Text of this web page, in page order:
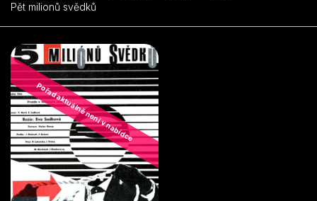
Pět milionů svědků
Pořad aktuálně není v nabídce